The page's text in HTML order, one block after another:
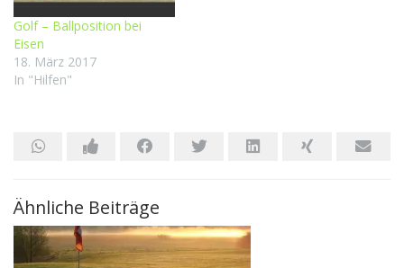
Golf – Ballposition bei
Eisen
18. März 2017
In "Hilfen"
Ähnliche Beiträge